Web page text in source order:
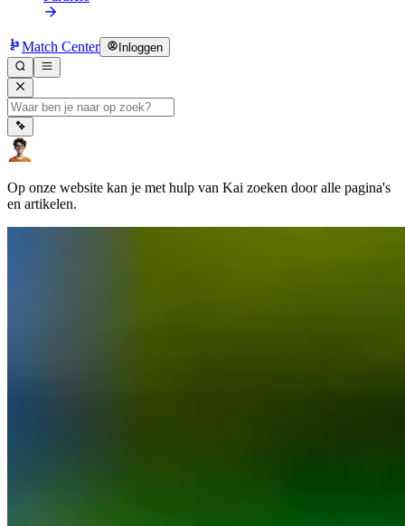
Match Center Inloggen
Op onze website kan je met hulp van Kai zoeken door alle pagina's
en artikelen.